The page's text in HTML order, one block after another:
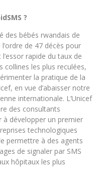
?
des bébés rwandais de
de 47 décès pour
rapide du taux de
collines les plus reculées,
la pratique de la
en vue d’abaisser notre
internationale. L’Unicef
des consultants
à développer un premier
technologiques
permettre à des agents
de signaler par SMS
hôpitaux les plus